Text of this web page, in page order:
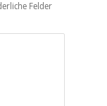
Felder